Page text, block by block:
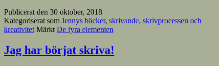
Publicerat den 30 oktober, 2018
Kategoriserat som Jennys böcker, skrivande, skrivprocessen och
kreativitet Märkt De fyra elementen
Jag har börjat skriva!